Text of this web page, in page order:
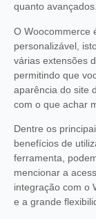
quanto avançados.
O Woocommerce
personalizável,
várias extensões
permitindo que
aparência do site
com o que achar
Dentre os
benefícios de
ferramenta,
mencionar a
integração com o
e a grande